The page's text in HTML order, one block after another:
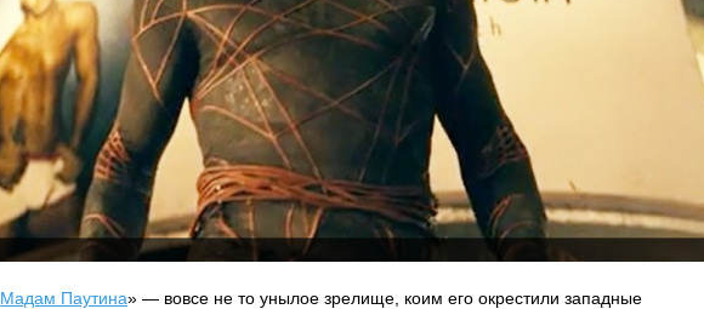
Мадам Паутина» — вовсе не то унылое зрелище, коим его окрестили западные